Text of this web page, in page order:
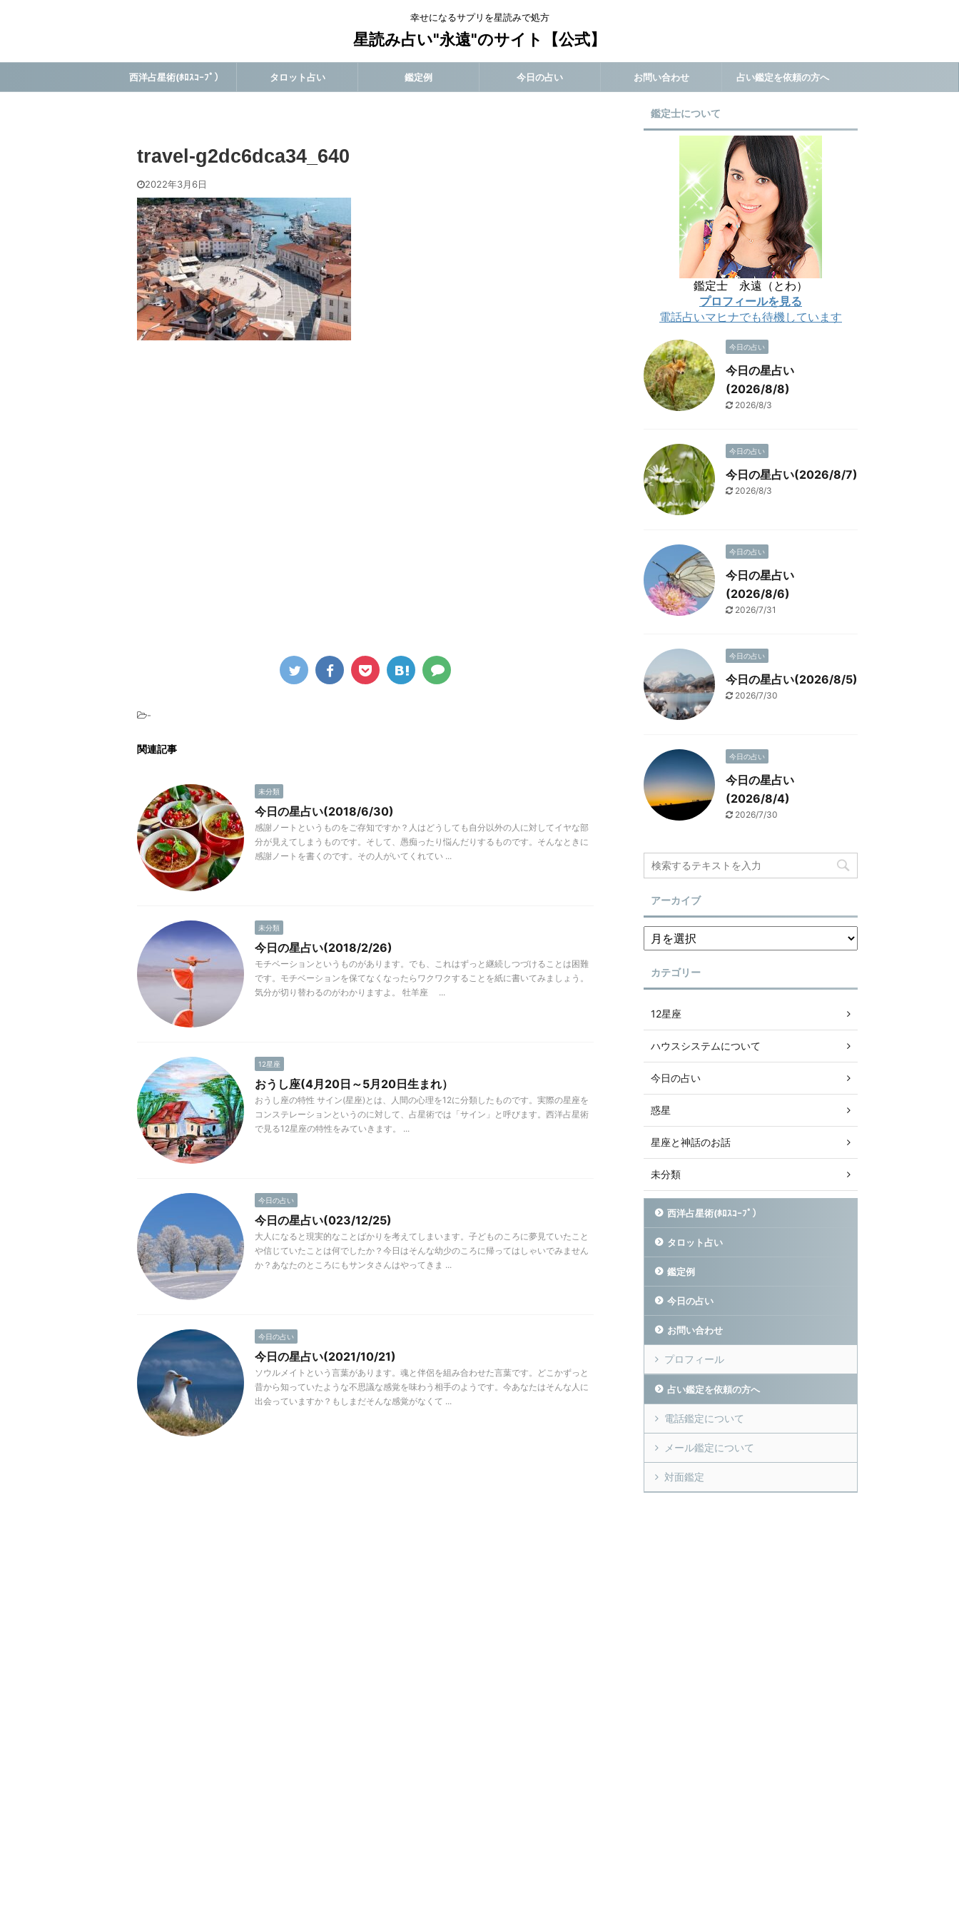
幸せになるサプリを星読みで処方
星読み占い"永遠"のサイト【公式】
西洋占星術(ﾎﾛｽｺｰﾌﾟ） タロット占い 鑑定例 今日の占い お問い合わせ 占い鑑定を依頼の方へ
travel-g2dc6dca34_640
2022年3月6日
-
関連記事
未分類
今日の星占い(2018/6/30)
感謝ノートというものをご存知ですか？人はどうしても自分以外の人に対してイヤな部
分が見えてしまうものです。そして、愚痴ったり悩んだりするものです。そんなときに
感謝ノートを書くのです。その人がいてくれてい ...
未分類
今日の星占い(2018/2/26)
モチベーションというものがあります。でも、これはずっと継続しつづけることは困難
です。モチベーションを保てなくなったらワクワクすることを紙に書いてみましょう。
気分が切り替わるのがわかりますよ。 牡羊座 ...
12星座
おうし座(4月20日～5月20日生まれ）
おうし座の特性 サイン(星座)とは、人間の心理を12に分類したものです。実際の星座を
コンステレーションというのに対して、占星術では「サイン」と呼びます。西洋占星術
で見る12星座の特性をみていきます。 ...
今日の占い
今日の星占い(023/12/25)
大人になると現実的なことばかりを考えてしまいます。子どものころに夢見ていたこと
や信じていたことは何でしたか？今日はそんな幼少のころに帰ってはしゃいでみません
か？あなたのところにもサンタさんはやってきま ...
今日の占い
今日の星占い(2021/10/21)
ソウルメイトという言葉があります。魂と伴侶を組み合わせた言葉です。どこかずっと
昔から知っていたような不思議な感覚を味わう相手のようです。今あなたはそんな人に
出会っていますか？もしまだそんな感覚がなくて ...
鑑定士について
鑑定士 永遠（とわ）
プロフィールを見る
電話占いマヒナでも待機しています
今日の占い
今日の星占い
(2026/8/8)
2026/8/3
今日の占い
今日の星占い(2026/8/7)
2026/8/3
今日の占い
今日の星占い
(2026/8/6)
2026/7/31
今日の占い
今日の星占い(2026/8/5)
2026/7/30
今日の占い
今日の星占い
(2026/8/4)
2026/7/30
アーカイブ
カテゴリー
12星座
ハウスシステムについて
今日の占い
惑星
星座と神話のお話
未分類
西洋占星術(ﾎﾛｽｺｰﾌﾟ）
タロット占い
鑑定例
今日の占い
お問い合わせ
プロフィール
占い鑑定を依頼の方へ
電話鑑定について
メール鑑定について
対面鑑定